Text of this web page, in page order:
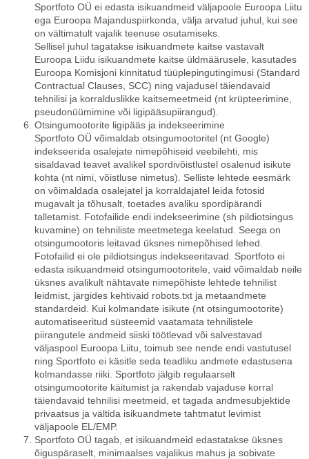
Sportfoto OÜ ei edasta isikuandmeid väljapoole Euroopa Liitu
ega Euroopa Majanduspiirkonda, välja arvatud juhul, kui see
on vältimatult vajalik teenuse osutamiseks.
Sellisel juhul tagatakse isikuandmete kaitse vastavalt
Euroopa Liidu isikuandmete kaitse üldmäärusele, kasutades
Euroopa Komisjoni kinnitatud tüüplepingutingimusi (Standard
Contractual Clauses, SCC) ning vajadusel täiendavaid
tehnilisi ja korralduslikke kaitsemeetmeid (nt krüpteerimine,
pseudonüümimine või ligipääsupiirangud).
Otsingumootorite ligipääs ja indekseerimine
Sportfoto OÜ võimaldab otsingumootoritel (nt Google)
indekseerida osalejate nimepõhiseid veebilehti, mis
sisaldavad teavet avalikel spordivõistlustel osalenud isikute
kohta (nt nimi, võistluse nimetus). Selliste lehtede eesmärk
on võimaldada osalejatel ja korraldajatel leida fotosid
mugavalt ja tõhusalt, toetades avaliku spordipärandi
talletamist. Fotofailide endi indekseerimine (sh pildiotsingus
kuvamine) on tehniliste meetmetega keelatud. Seega on
otsingumootoris leitavad üksnes nimepõhised lehed.
Fotofailid ei ole pildiotsingus indekseeritavad. Sportfoto ei
edasta isikuandmeid otsingumootoritele, vaid võimaldab neile
üksnes avalikult nähtavate nimepõhiste lehtede tehnilist
leidmist, järgides kehtivaid robots.txt ja metaandmete
standardeid. Kui kolmandate isikute (nt otsingumootorite)
automatiseeritud süsteemid vaatamata tehnilistele
piirangutele andmeid siiski töötlevad või salvestavad
väljaspool Euroopa Liitu, toimub see nende endi vastutusel
ning Sportfoto ei käsitle seda teadliku andmete edastusena
kolmandasse riiki. Sportfoto jälgib regulaarselt
otsingumootorite käitumist ja rakendab vajaduse korral
täiendavaid tehnilisi meetmeid, et tagada andmesubjektide
privaatsus ja vältida isikuandmete tahtmatut levimist
väljapoole EL/EMP.
Sportfoto OÜ tagab, et isikuandmeid edastatakse üksnes
õiguspäraselt, minimaalses vajalikus mahus ja sobivate